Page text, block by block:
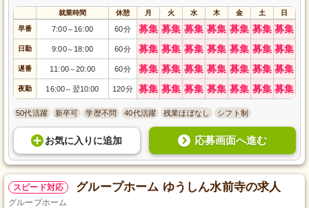
就業時間 休憩 月 火 水 木 金 土 日
早番 7:00～ 16:00 60分 募集 募集 募集 募集 募集 募集 募集
日勤 9:00～ 18:00 60分 募集 募集 募集 募集 募集 募集 募集
遅番 11:00～20:00 60分 募集 募集 募集 募集 募集 募集 募集
夜勤 16:00～ 翌10:00 120分 募集 募集 募集 募集 募集 募集 募集
50代活躍 新卒可 学歴不問 40代活躍 残業ほぼなし シフト制
お気に入り に追加 応募画面へ進む
スピード対応 グループホーム ゆうしん水前寺の求人
グループホーム